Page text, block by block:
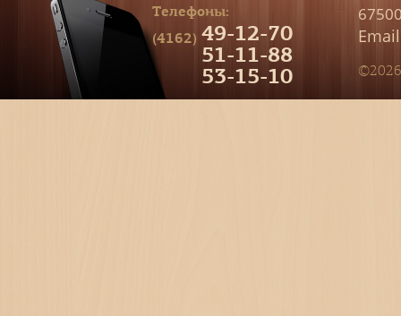
Телефоны:
(4162) 49-12-70
51-11-88
53-15-10